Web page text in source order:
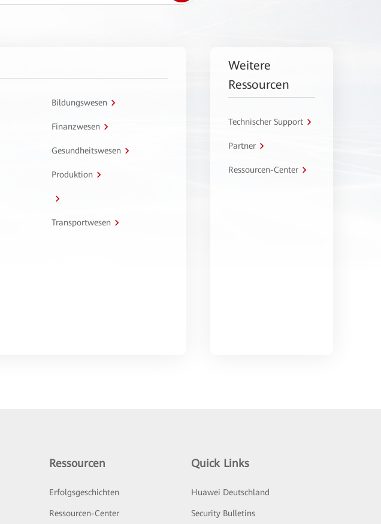
Bildungswesen
Finanzwesen
Gesundheitswesen
Produktion
Transportwesen
Weitere
Ressourcen
Technischer Support
Partner
Ressourcen-Center
Ressourcen
Erfolgsgeschichten
Ressourcen-Center
Quick Links
Huawei Deutschland
Security Bulletins